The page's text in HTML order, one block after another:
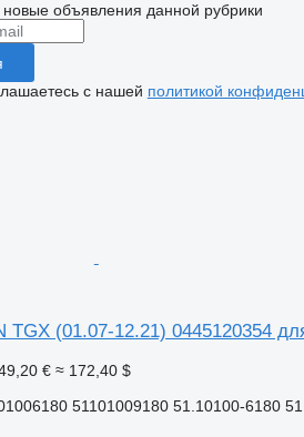
объявления данной рубрики
с нашей политикой
TGX (01.07-12.21) 0445120354
€ ≈ 172,40 $
51101009180 51.10100-6180